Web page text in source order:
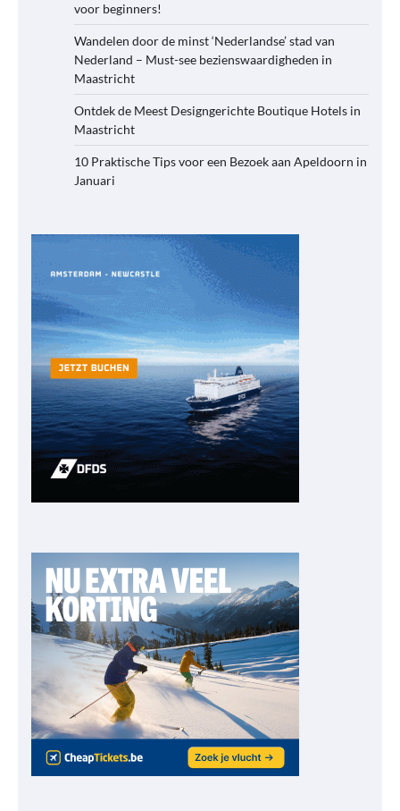
voor beginners!
Wandelen door de minst ‘Nederlandse’ stad van
Nederland – Must-see bezienswaardigheden in
Maastricht
Ontdek de Meest Designgerichte Boutique Hotels in
Maastricht
10 Praktische Tips voor een Bezoek aan Apeldoorn in
Januari